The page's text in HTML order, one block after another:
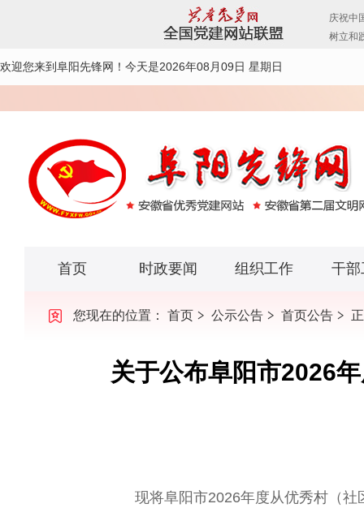
欢迎您来到阜阳先锋网！ 今天是2026年08月09日 星期日
首页 时政要闻 组织工作 干部
您现在的位置： 首页 公示公告 首页公告
关于公布阜阳市2026
现将阜阳市2026年度从优秀村（社